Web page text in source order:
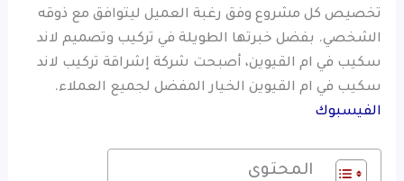
تخصيص كل مشروع وفق رغبة العميل ليتوافق مع ذوقه
الشخصي. بفضل خبرتها الطويلة في تركيب وتصميم لاند
سكيب في ام القيوين، أصبحت شركة إشراقة تركيب لاند
سكيب في ام القيوين الخيار المفضل لجميع العملاء.
الفيسبوك
المحتوى